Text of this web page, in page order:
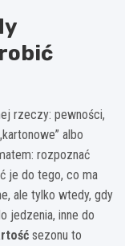
rzeczy: pewności,
albo
rozpoznać
je do tego, co ma
ale tylko wtedy, gdy
jedzenia, inne do
sezonu to